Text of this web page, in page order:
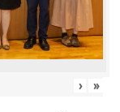
› »